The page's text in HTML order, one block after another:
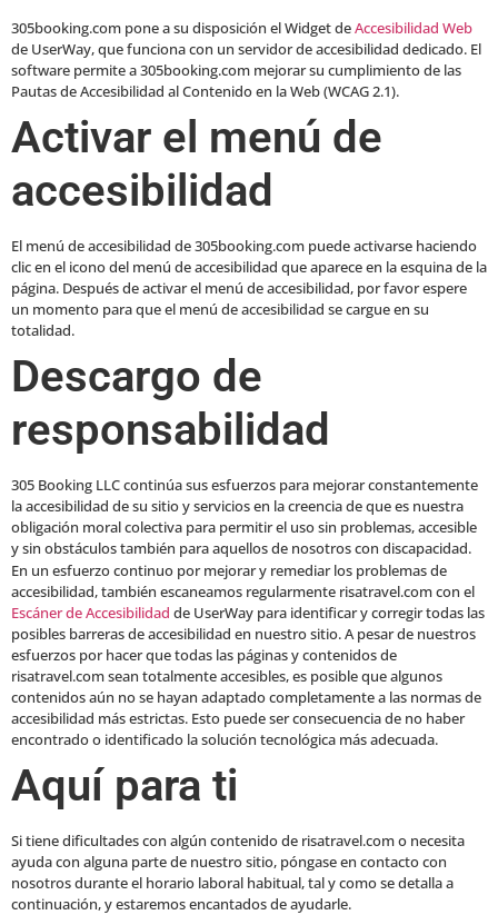
305booking.com pone a su disposición el Widget deAccesibilidad Web
de UserWay, que funciona con un servidor de accesibilidad dedicado. El
software permite a 305booking.com mejorar su cumplimiento de las
Pautas de Accesibilidad al Contenido en la Web (WCAG 2.1).
Activar el menú de
accesibilidad
El menú de accesibilidad de 305booking.com puede activarse haciendo
clic en el icono del menú de accesibilidad que aparece en la esquina de la
página. Después de activar el menú de accesibilidad, por favor espere
un momento para que el menú de accesibilidad se cargue en su
totalidad.
Descargo de
responsabilidad
305 Booking LLC continúa sus esfuerzos para mejorar constantemente
la accesibilidad de su sitio y servicios en la creencia de que es nuestra
obligación moral colectiva para permitir el uso sin problemas, accesible
y sin obstáculos también para aquellos de nosotros con discapacidad.
En un esfuerzo continuo por mejorar y remediar los problemas de
accesibilidad, también escaneamos regularmente risatravel.com con el
Escáner de Accesibilidad de UserWay para identificar y corregir todas las
posibles barreras de accesibilidad en nuestro sitio. A pesar de nuestros
esfuerzos por hacer que todas las páginas y contenidos de
risatravel.com sean totalmente accesibles, es posible que algunos
contenidos aún no se hayan adaptado completamente a las normas de
accesibilidad más estrictas. Esto puede ser consecuencia de no haber
encontrado o identificado la solución tecnológica más adecuada.
Aquí para ti
Si tiene dificultades con algún contenido de risatravel.com o necesita
ayuda con alguna parte de nuestro sitio, póngase en contacto con
nosotros durante el horario laboral habitual, tal y como se detalla a
continuación, y estaremos encantados de ayudarle.